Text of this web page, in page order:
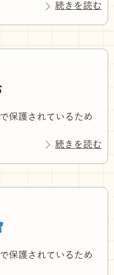
続きを読む
保護されているため
続きを読む
保護されているため